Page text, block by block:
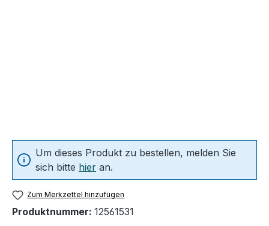
Um dieses Produkt zu bestellen, melden Sie
sich bitte hier an.
Zum Merkzettel hinzufügen
Produktnummer: 12561531